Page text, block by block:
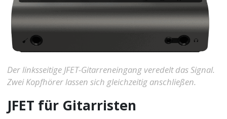
Der linksseitige JFET-Gitarreneingang veredelt das Signal.
Zwei Kopfhörer lassen sich gleichzeitig anschließen.
JFET für Gitarristen